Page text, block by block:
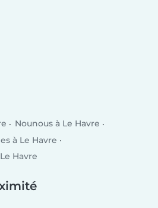
Nounous à Le Havre
à Le Havre
Havre